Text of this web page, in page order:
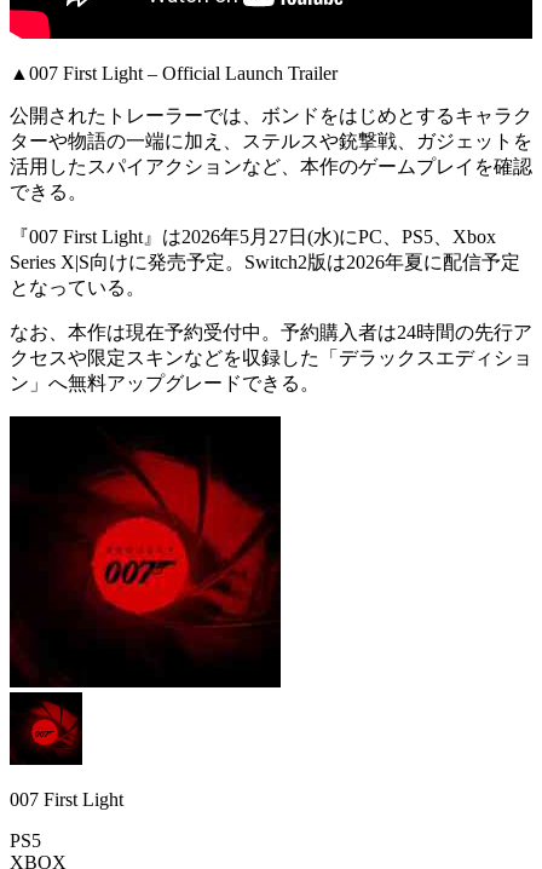
▲007 First Light – Official Launch Trailer
公開されたトレーラーでは、ボンドをはじめとするキャラク
ターや物語の一端に加え、ステルスや銃撃戦、ガジェットを
活用した スパイアクションなど、本作のゲームプレイを確認
できる。
『007 First Light』は2026年5月27日(水)にPC、PS5、Xbox
Series X|S向けに発売予定。Switch2版は2026年夏に配信予定
となっている。
なお、本作は現在予約受付中 。予約購入者は24時間の先行ア
クセスや限定スキンなどを収録した
「デラックスエディショ
ン」へ無料アップグレードできる。
007 First Light
PS5
XBOX